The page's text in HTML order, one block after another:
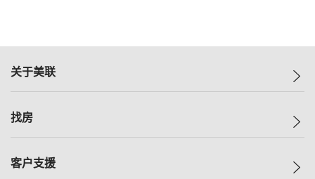
关于美联
美联集团
人才招募
找房
一手新房
客户支援